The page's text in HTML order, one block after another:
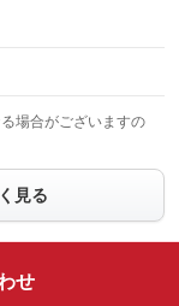
ター
り
カメラ
り
メラ
り
ール
場合がございますの
見る
せ